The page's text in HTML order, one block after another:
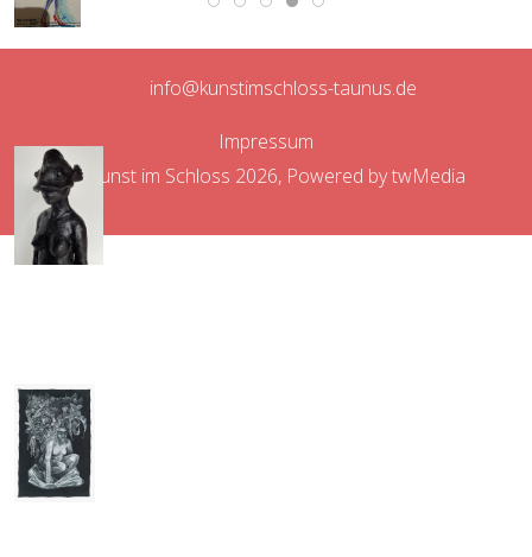
info@kunstimschloss-taunus.de
Impressum
© Kunst im Schloss 2026, Powered bytwMedia